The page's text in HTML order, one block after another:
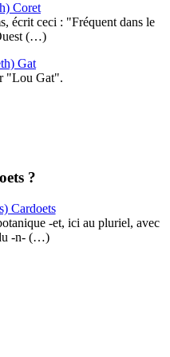
Coret
écrit ceci : "Fréquent dans le
(…)
Gat
"Lou Gat".
?
Cardoets
-et, ici au pluriel, avec
-n- (…)